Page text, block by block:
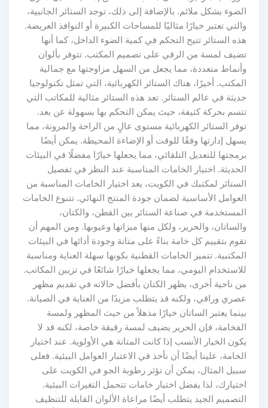
الضوء بشكل ملائم. بالإضافة إلى ذلك، توجد الستائر الجانبية،
والتي تعتبر خيارًا مثاليًا للمساحات الكبيرة أو النوافذ العريضة.
هذه الستائر تتيح التحكم في كمية الضوء الداخل، كما أنها
تضيف لمسة من الرقي على تصميم المكتب. تتوفر بألوان
وأنماط متعددة، مما يجعل من السهل مزاوجتها مع جمالية
المكتب. أخيرًا، هناك الستائر الكهربائية، التي تمثل تكنولوجيا
حديثة في عالم الستائر. تعد هذه الستائر مثالية للمكاتب التي
تتسم بحركة كثيفة، حيث يمكن التحكم بها بسهولة عن بعد.
توفر الستائر الكهربائية مستوى عالٍ من الراحة والمرونة، مما
يسهل إدارتها وفقًا للوقت أو الإضاءة المحيطة. يمكن أيضًا
برمجتها للتعديل التلقائي، مما يجعلها خيارًا مفضلًا في البيئات
الحديثة. اختيار الخامات المناسبة عند النظر في تفصيل
الستائر لمكتبك في الكويت، يعد اختيار الخامات المناسبة من
العوامل الأساسية لضمان جودة المنتج النهائي. تتنوع الخامات
المستخدمة في صناعة الستائر بين القطن، والكتان،
والساتان، والحرير، ولكل منها ميزاتها وعيوبها. ومن المهم أن
تقوم بتقييم كل خامة بناءً على متانة وجودة أدائها في البيئات
المكتبية. تتميز الخامات القطنية بكونها سهلة العناية ومناسبة
للاستخدام اليومي، مما يجعلها خيارًا شائعًا في تزيين المكاتب.
من ناحية أخرى، يظهر الكتان بأفضل حالاته في تقديم مظهر
عصري وراقي، ولكنه قد يتطلب مزيدًا من العناية في الصيانة.
بينما يعتبر الساتان خيارًا مذهلاً من حيث المظهر ولمسة
الفخامة، فإن الحرير يضيف لمسة رقيقة خاصة، لكنه قد لا
يكون الخيار الأنسب إذا كانت المتانة هي الأولوية. عند اختيار
الخامة، علينا أيضًا أن نأخذ في الاعتبار العوامل البيئية. فعلى
سبيل المثال، يمكن أن تؤثر رطوبة الجو في الكويت على
اختيارك، لذا يفضل اختيار خامات تتحمل التغيرات البيئية.
التصميم الجيد يتطلب أيضًا مراعاة الألوان القابلة للتنظيف